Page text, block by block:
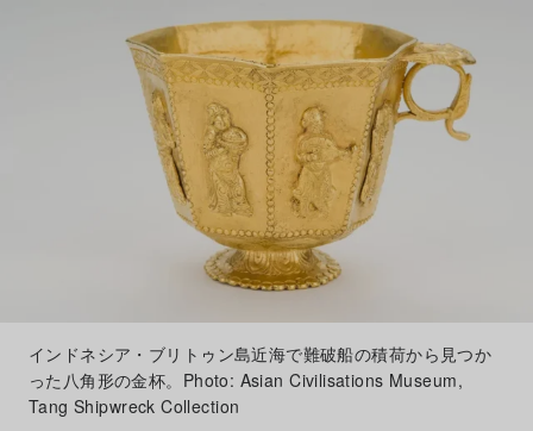
インドネシア・ブリトゥン島近海で難破船の積荷から見つか
った八角形の金杯。Photo: Asian Civilisations Museum,
Tang Shipwreck Collection